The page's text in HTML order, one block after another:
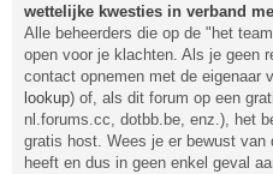
wettelijke kwesties in verband
Alle beheerders die op de "het
open voor je klachten. Als je geen
contact opnemen met de eigenaar
lookup) of, als dit forum op een
nl.forums.cc, dotbb.be, enz.), het
gratis host. Wees je er bewust van
heeft en dus in geen enkel geval